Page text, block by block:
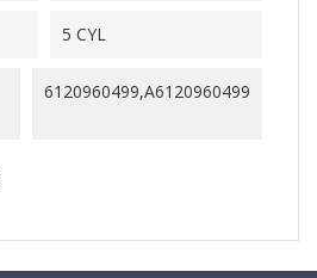
5 CYL
6120960499,A6120960499